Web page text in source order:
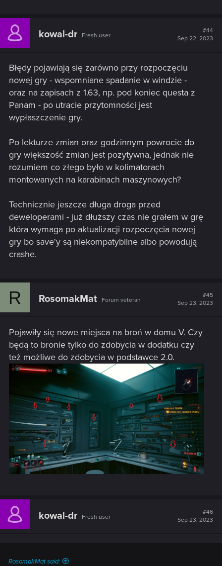
kowal-dr Fresh user
#44
Sep 22, 2023
Błędy pojawiają się zarówno przy rozpoczęciu
nowej gry - wspomniane spadanie w windzie -
oraz na zapisach z 1.63, np. pod koniec questa z
Panam - po utracie przytomności jest
wypłaszczenie gry.
Po lekturze zmian oraz godzinnym powrocie do
gry większość zmian jest pozytywna, jednak nie
rozumiem co złego było w kolimatorach
montowanych na karabinach maszynowych?
Technicznie jeszcze długa droga przed
deweloperami - już dłuższy czas nie grałem w grę
która wymaga po aktualizacji rozpoczęcia nowej
gry bo save'y są niekompatybilne albo powodują
crashe.
R RosomakMat Forum veteran
#45
Sep 23, 2023
Pojawiły się nowe miejsca na broń w domu V. Czy
będą to bronie tylko do zdobycia w dodatku czy
też możliwe do zdobycia w podstawce 2.0.
kowal-dr Fresh user
#46
Sep 23, 2023
RosomakMat said: